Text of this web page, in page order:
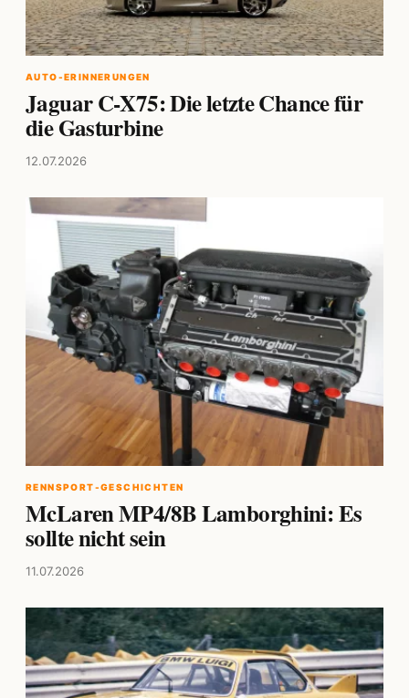
AUTO-ERINNERUNGEN
Jaguar C-X75: Die letzte Chance für
die Gasturbine
12.07.2026
RENNSPORT-GESCHICHTEN
McLaren MP4/8B Lamborghini: Es
sollte nicht sein
11.07.2026